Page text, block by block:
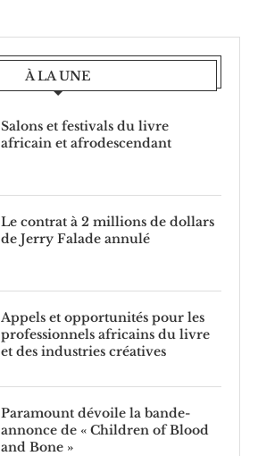
À LA UNE
Salons et festivals du livre
africain et afrodescendant
Le contrat à 2 millions de dollars
de Jerry Falade annulé
Appels et opportunités pour les
professionnels africains du livre
et des industries créatives
Paramount dévoile la bande-
annonce de « Children of Blood
and Bone »